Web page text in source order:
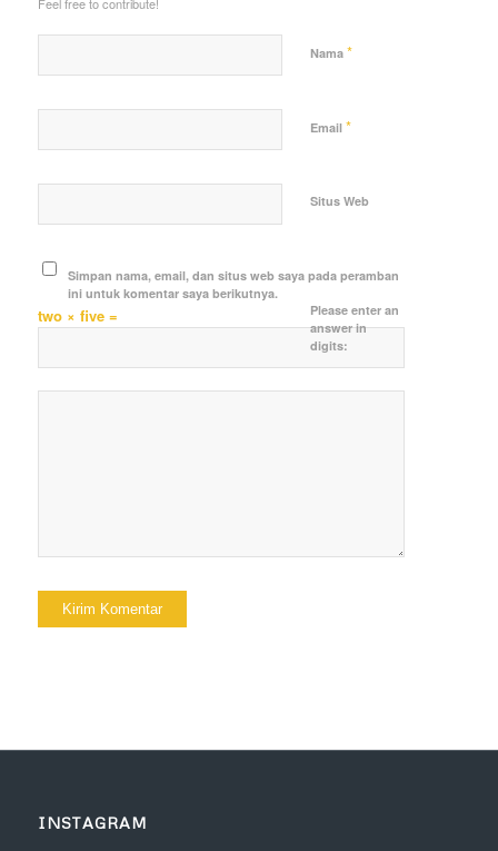
Feel free to contribute!
Nama *
Email *
Situs Web
Simpan nama, email, dan situs web saya pada peramban
ini untuk komentar saya berikutnya.
Please enter an
answer in
digits:
two × five =
INSTAGRAM